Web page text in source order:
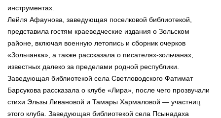
инструментах.
Лейля Афаунова, заведующая поселковой библиотекой,
представила гостям краеведческие издания о Зольском
районе, включая военную летопись и сборник очерков
«Зольчанка», а также рассказала о писателях-зольчанах,
известных далеко за пределами родной республики.
Заведующая библиотекой села Светловодского Фатимат
Барсукова рассказала о клубе «Лира», после чего прозвучали
стихи Эльзы Ливановой и Тамары Хармаловой — участниц
этого клуба. Заведующая библиотекой села Псынадаха